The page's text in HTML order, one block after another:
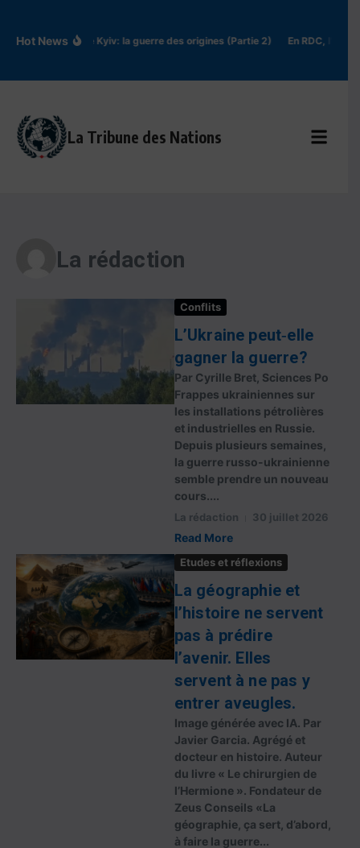
Hot NewsRus’ de Kyiv: la guerre des origines (Partie 2) En RDC,
La Tribune des Nations
La rédaction
Conflits
L’Ukraine peut‑elle
gagner la guerre?
Par Cyrille Bret, Sciences Po
Frappes ukrainiennes sur
les installations pétrolières
et industrielles en Russie.
Depuis plusieurs semaines,
la guerre russo-ukrainienne
semble prendre un nouveau
cours....
La rédaction 30 juillet 2026
Read More
Etudes et réflexions
La géographie et
l’histoire ne servent
pas à prédire
l’avenir. Elles
servent à ne pas y
entrer aveugles.
Image générée avec IA. Par
Javier Garcia. Agrégé et
docteur en histoire. Auteur
du livre « Le chirurgien de
l’Hermione ». Fondateur de
Zeus Conseils «La
géographie, ça sert, d’abord,
à faire la guerre...